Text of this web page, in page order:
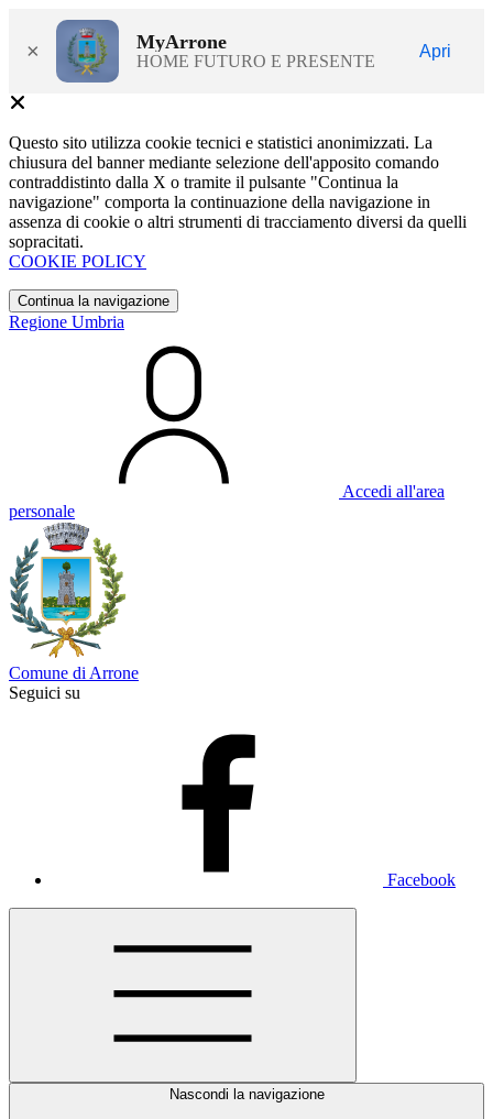
× MyArrone
HOME FUTURO E PRESENTE
Apri
Questo sito utilizza cookie tecnici e statistici anonimizzati. La
chiusura del banner mediante selezione dell'apposito comando
contraddistinto dalla X o tramite il pulsante "Continua la
navigazione" comporta la continuazione della navigazione in
assenza di cookie o altri strumenti di tracciamento diversi da quelli
sopracitati.
COOKIE POLICY
Continua la navigazione
Regione Umbria
Accedi all'area
personale
Comune di Arrone
Seguici su
Facebook
Nascondi la navigazione